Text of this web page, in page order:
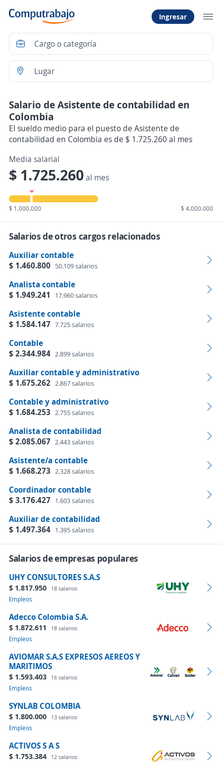
Ingresar
Salario de Asistente de contabilidad en
Colombia
El sueldo medio para el puesto de Asistente de
contabilidad en Colombia es de $ 1.725.260 al mes
Media salarial
$ 1.725.260al mes
$ 1.000.000 $ 4.000.000
Salarios de otros cargos relacionados
Auxiliar contable
$ 1.460.800 50.109 salarios
Analista contable
$ 1.949.241
17.960 salarios
Asistente contable
$ 1.584.147 7.725 salarios
Contable
$ 2.344.984 2.899 salarios
Auxiliar contable y administrativo
$ 1.675.262 2.867 salarios
Contable y administrativo
$ 1.684.253 2.755 salarios
Analista de contabilidad
$ 2.085.067 2.443 salarios
Asistente/a contable
$ 1.668.273 2.328 salarios
Coordinador contable
$ 3.176.427 1.603 salarios
Auxiliar de contabilidad
$ 1.497.364 1.395 salarios
Salarios de empresas populares
UHY CONSULTORES S.A.S
$ 1.817.950 18 salarios
Empleos
Adecco Colombia S.A.
$ 1.872.611 18 salarios
Empleos
AVIOMAR S.A.S EXPRESOS AEREOS Y
MARITIMOS
$ 1.593.403 16 salarios
Empleos
SYNLAB COLOMBIA
$ 1.800.000 13 salarios
Empleos
ACTIVOS S A S
$ 1.753.384 12 salarios